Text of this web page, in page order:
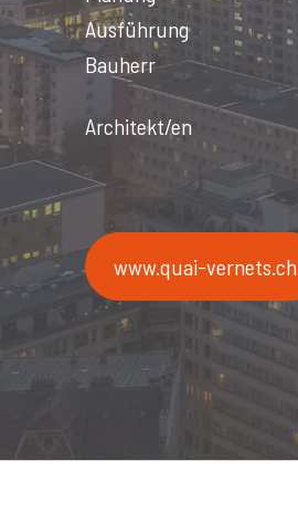
Ausführung
Bauherr
Architekt/en
www.quai-vernets.ch